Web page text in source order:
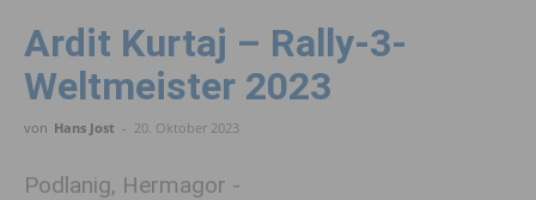
Ardit Kurtaj – Rally-3-
Weltmeister 2023
von Hans Jost - 20. Oktober 2023
Podlanig, Hermagor -